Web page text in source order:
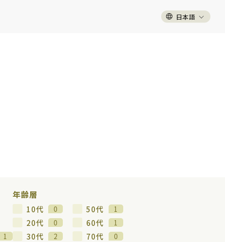
日本語
1
年齢層
10代 0
20代 0
30代 2
50代 1
60代 1
70代 0